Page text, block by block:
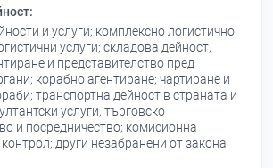
и услуги; комплексно логистично
услуги; складова дейност,
и представителство пред
корабно агентиране; чартиране и
транспортна дейност в страната и
услуги, търговско
и посредничество; комисионна
други незабранени от закона